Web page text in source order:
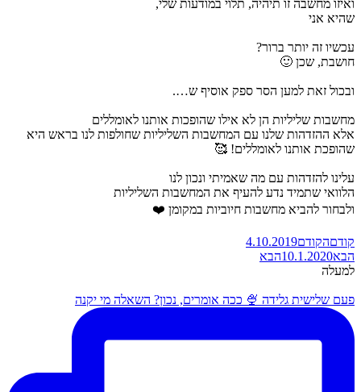
ואיזו מחשבה זו תיהיה, תלוי במודעות שלי,
שהיא אני
עכשיו זה יותר ברור?
חושבת, שכן 🙂
ובכול זאת למען הסר ספק אוסיף ש….
מחשבות שליליות הן לא אילו שהופכות אותנו לאומללים
אלא ההזדהות שלנו עם המחשבות השליליות שחולפות לנו בראש היא
שהופכת אותנו לאומללים! 🥰
עלינו להזדהות עם מה שאמיתי ונכון לנו
הלוואי שתמיד נדע להעיף את המחשבות השליליות
ולבחור להביא מחשבות חיוביות במקומן ❤️
קודםהקודם4.10.2019
הבא10.1.2020הבא
למעלה
פעם שלישית גלידה 🍨 ככה אומרים, נכון? השאלה מי יקנה